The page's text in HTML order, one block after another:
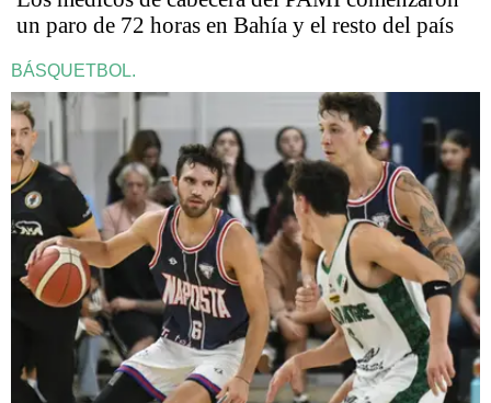
un paro de 72 horas en Bahía y el resto del país
BÁSQUETBOL.